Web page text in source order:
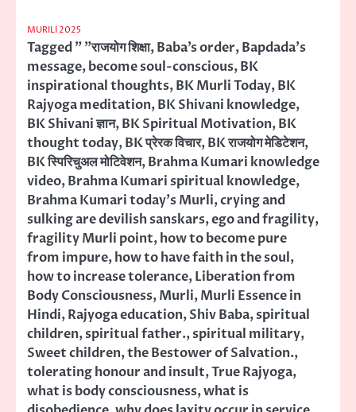
MURILI 2025
Tagged" "राजयोग शिक्षा,Baba’s order,Bapdada's
message,become soul-conscious,BK
inspirational thoughts,BK Murli Today,BK
Rajyoga meditation,BK Shivani knowledge,
BK Shivani ज्ञान,BK Spiritual Motivation,BK
thought today,BK प्रेरक विचार,BK राजयोग मेडिटेशन,
BK स्पिरिचुअल मोटिवेशन,Brahma Kumari knowledge
video,Brahma Kumari spiritual knowledge,
Brahma Kumari today's Murli,crying and
sulking are devilish sanskars,ego and fragility,
fragility Murli point,how to become pure
from impure,how to have faith in the soul,
how to increase tolerance,Liberation from
Body Consciousness,Murli,Murli Essence in
Hindi,Rajyoga education,Shiv Baba,spiritual
children,spiritual father.,spiritual military,
Sweet children,the Bestower of Salvation.,
tolerating honour and insult,True Rajyoga,
what is body consciousness,what is